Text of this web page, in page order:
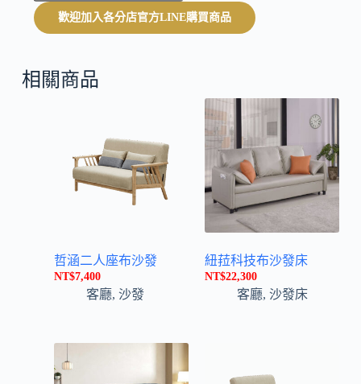
e
r
n
歡迎加入各分店官方LINE購買商品
相關商品
哲涵二人座布沙發
NT$7,400
客廳, 沙發
紐菈科技布沙發床
NT$22,300
客廳, 沙發床